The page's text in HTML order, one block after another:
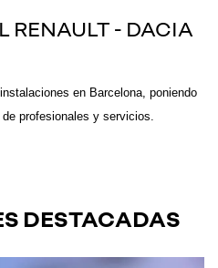
RENAULT - DACIA
en Barcelona, poniendo
profesionales y servicios.
DESTACADAS